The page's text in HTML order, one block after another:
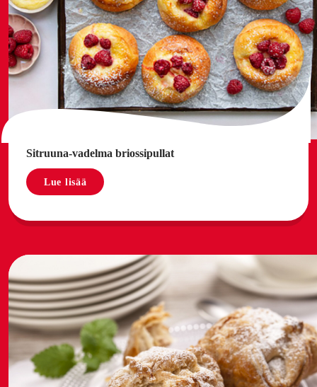
Sitruuna-vadelma briossipullat
Lue lisää